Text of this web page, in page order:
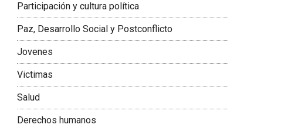
Participación y cultura política
Paz, Desarrollo Social y Postconflicto
Jovenes
Victimas
Salud
Derechos humanos